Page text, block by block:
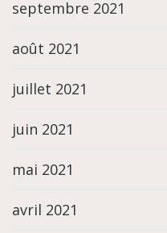
septembre 2021
août 2021
juillet 2021
juin 2021
mai 2021
avril 2021